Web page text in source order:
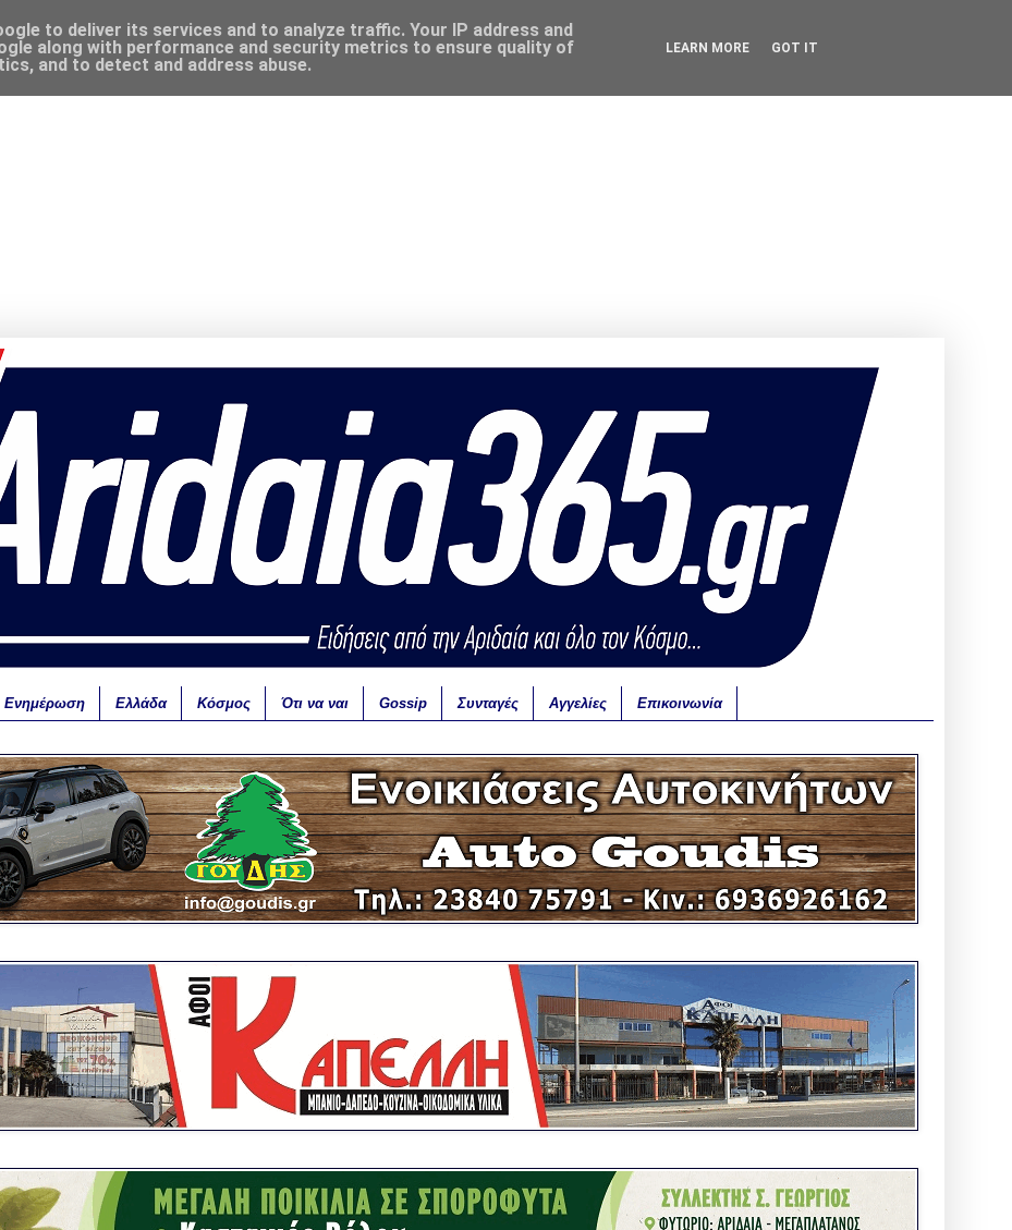
Ενημέρωση Ελλάδα Κόσμος Ότι να ναι Gossip Συνταγές Αγγελίες Επικοινωνία
to deliver its services and to analyze traffic. Your IP address and
along with performance and security metrics to ensure quality of
and to detect and address abuse.
LEARN MORE GOT IT